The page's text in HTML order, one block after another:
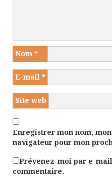
Nom *
E-mail *
Site web
Enregistrer mon nom,
navigateur pour mon
Prévenez-moi par e-
commentaire.